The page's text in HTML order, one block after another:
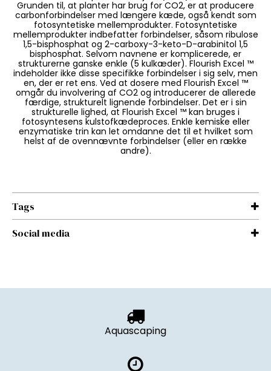
Grunden til, at planter har brug for CO2, er at producere
carbonforbindelser med længere kæde, også kendt som
fotosyntetiske mellemprodukter. Fotosyntetiske
mellemprodukter indbefatter forbindelser, såsom ribulose
1,5-bisphosphat og 2-carboxy-3-keto-D-arabinitol 1,5
bisphosphat. Selvom navnene er komplicerede, er
strukturerne ganske enkle (5 kulkæder). Flourish Excel ™
indeholder ikke disse specifikke forbindelser i sig selv, men
en, der er ret ens. Ved at dosere med Flourish Excel ™
omgår du involvering af CO2 og introducerer de allerede
færdige, strukturelt lignende forbindelser. Det er i sin
strukturelle lighed, at Flourish Excel ™ kan bruges i
fotosyntesens kulstofkædeproces. Enkle kemiske eller
enzymatiske trin kan let omdanne det til et hvilket som
helst af de ovennævnte forbindelser (eller en række
andre).
Tags
Social media
Aquascaping